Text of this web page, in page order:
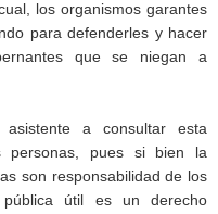
los organismos garantes
para defenderles y hacer
que se niegan a
a consultar esta
personas, pues si bien la
son responsabilidad de los
pública útil es un derecho